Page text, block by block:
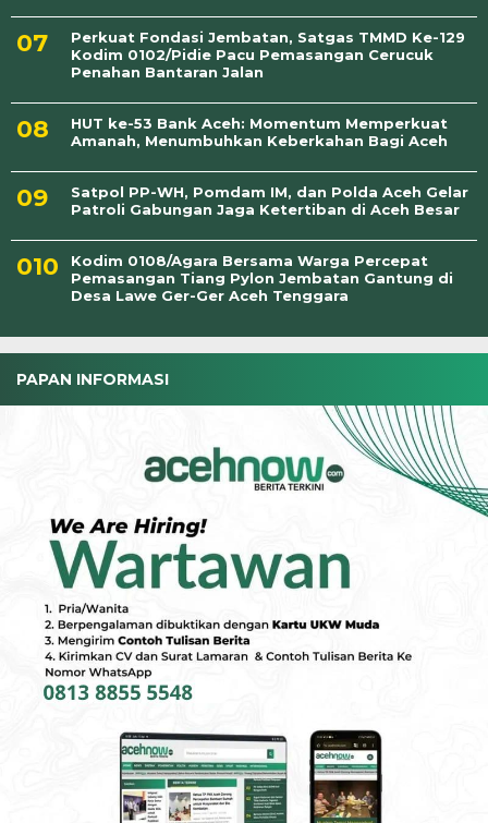
Perkuat Fondasi Jembatan, Satgas TMMD Ke-129
Kodim 0102/Pidie Pacu Pemasangan Cerucuk
Penahan Bantaran Jalan
HUT ke-53 Bank Aceh: Momentum Memperkuat
Amanah, Menumbuhkan Keberkahan Bagi Aceh
Satpol PP-WH, Pomdam IM, dan Polda Aceh Gelar
Patroli Gabungan Jaga Ketertiban di Aceh Besar
Kodim 0108/Agara Bersama Warga Percepat
Pemasangan Tiang Pylon Jembatan Gantung di
Desa Lawe Ger-Ger Aceh Tenggara
PAPAN INFORMASI